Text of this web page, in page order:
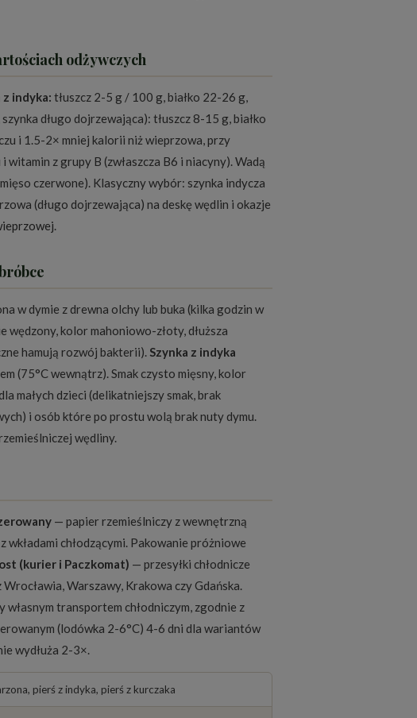
odżywczych
z indyka: tłuszcz 2-5 g / 100 g, białko 22-26 g,
długo dojrzewająca): tłuszcz 8-15 g, białko
i 1.5-2× mniej kalorii niż wieprzowa, przy
z grupy B (zwłaszcza B6 i niacyny). Wadą
czerwone). Klasyczny wybór: szynka indycza
(długo dojrzewająca) na deskę wędlin i okazje
w dymie z drewna olchy lub buka (kilka godzin w
wędzony, kolor mahoniowo-złoty, dłuższa
hamują rozwój bakterii). Szynka z indyka
(75°C wewnątrz). Smak czysto mięsny, kolor
małych dzieci (delikatniejszy smak, brak
i osób które po prostu wolą brak nuty dymu.
wędliny.
— papier rzemieślniczy z wewnętrzną
chłodzącymi. Pakowanie próżniowe
(kurier i Paczkomat) — przesyłki chłodnicze
Warszawy, Krakowa czy Gdańska.
transportem chłodniczym, zgodnie z
(lodówka 2-6°C) 4-6 dni dla wariantów
wydłuża 2-3×.
pierś z indyka, pierś z kurczaka